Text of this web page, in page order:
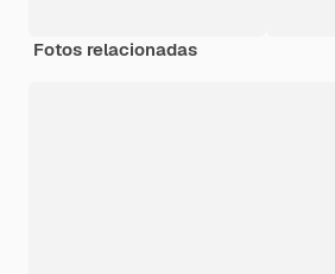
Fotos relacionadas